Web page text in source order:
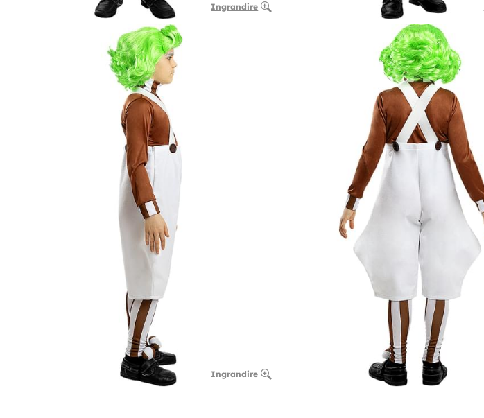
Ingrandire
Ingrandire